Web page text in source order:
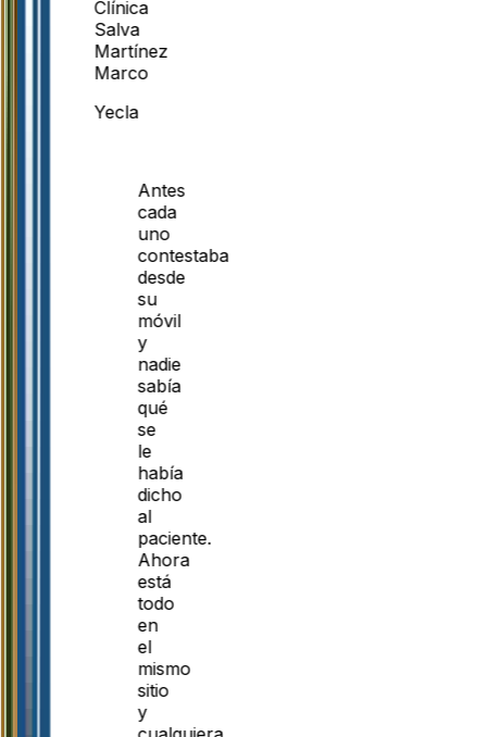
Clínica
Salva
Martínez
Marco
Yecla
Antes
cada
uno
contestaba
desde
su
móvil
y
nadie
sabía
qué
se
le
había
dicho
al
paciente.
Ahora
está
todo
en
el
mismo
sitio
y